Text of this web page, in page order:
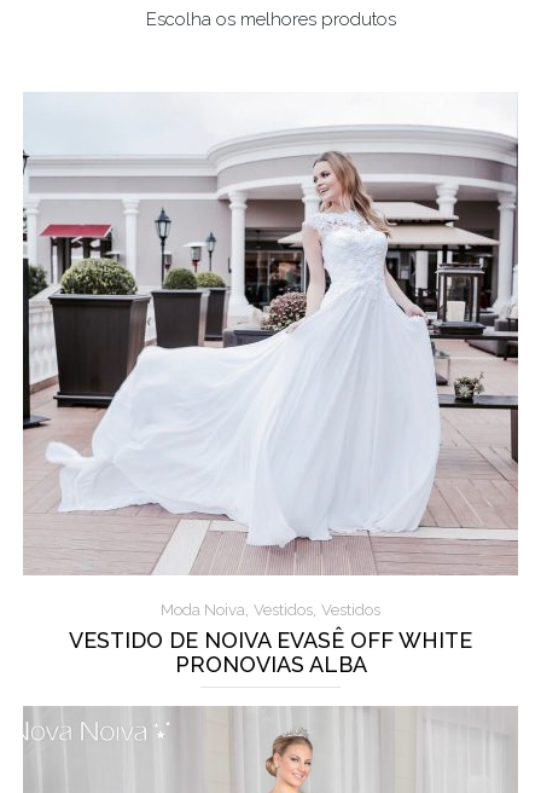
Escolha os melhores produtos
Moda Noiva, Vestidos, Vestidos
VESTIDO DE NOIVA EVASÊ OFF WHITE
PRONOVIAS ALBA